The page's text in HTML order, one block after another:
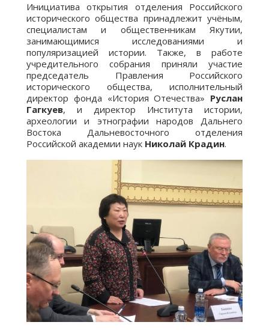
Инициатива открытия отделения Российского
исторического общества принадлежит учёным,
специалистам и общественникам Якутии,
занимающимися исследованиями и
популяризацией истории. Также, в работе
учредительного собрания приняли участие
председатель Правления Российского
исторического общества, исполнительный
директор фонда «История Отечества» Руслан
Гагкуев, и директор Института истории,
археологии и этнографии народов Дальнего
Востока Дальневосточного отделения
Российской академии наук Николай Крадин.